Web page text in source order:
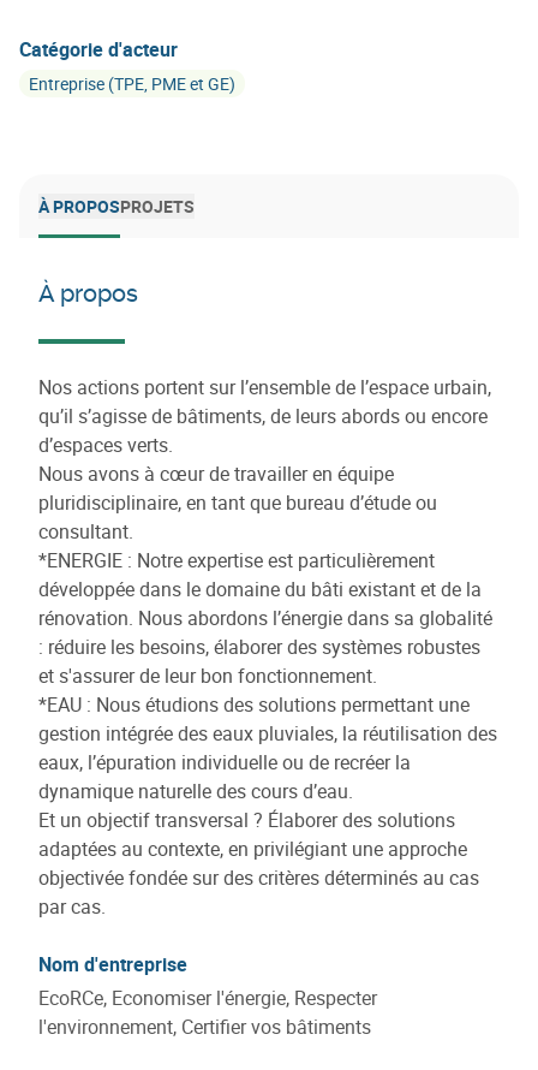
Catégorie d'acteur
Entreprise (TPE, PME et GE)
À PROPOSPROJETS
À propos
Nos actions portent sur l’ensemble de l’espace urbain,
qu’il s’agisse de bâtiments, de leurs abords ou encore
d’espaces verts.
Nous avons à cœur de travailler en équipe
pluridisciplinaire, en tant que bureau d’étude ou
consultant.
*ENERGIE : Notre expertise est particulièrement
développée dans le domaine du bâti existant et de la
rénovation. Nous abordons l’énergie dans sa globalité
: réduire les besoins, élaborer des systèmes robustes
et s'assurer de leur bon fonctionnement.
*EAU : Nous étudions des solutions permettant une
gestion intégrée des eaux pluviales, la réutilisation des
eaux, l’épuration individuelle ou de recréer la
dynamique naturelle des cours d’eau.
Et un objectif transversal ? Élaborer des solutions
adaptées au contexte, en privilégiant une approche
objectivée fondée sur des critères déterminés au cas
par cas.
Nom d'entreprise
EcoRCe, Economiser l'énergie, Respecter
l'environnement, Certifier vos bâtiments